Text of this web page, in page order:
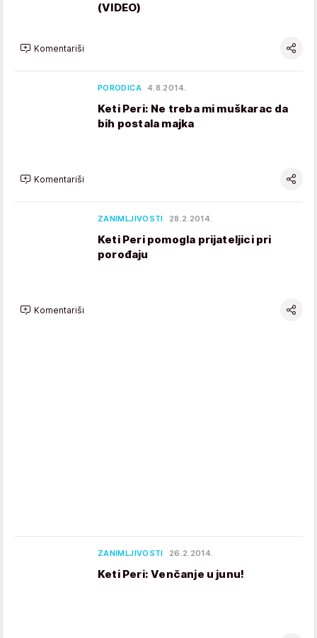
(VIDEO)
Komentariši
PORODICA 4.8.2014.
Keti Peri: Ne treba mi muškarac da
bih postala majka
Komentariši
ZANIMLJIVOSTI 28.2.2014.
Keti Peri pomogla prijateljici pri
porođaju
Komentariši
ZANIMLJIVOSTI 26.2.2014.
Keti Peri: Venčanje u junu!